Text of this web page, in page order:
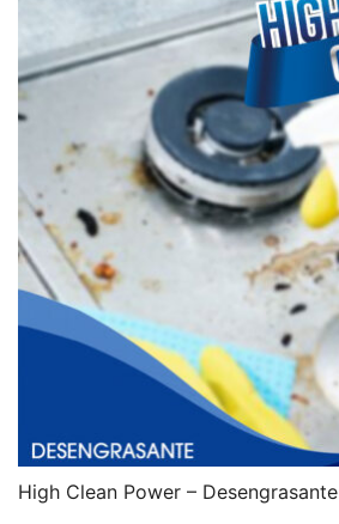
High Clean Power – Desengrasante